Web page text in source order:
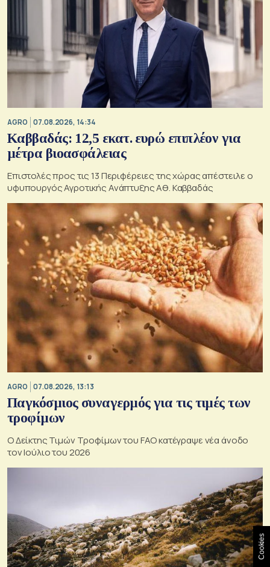
AGRO 07.08.2026, 14:34
Καββαδάς: 12,5 εκατ. ευρώ επιπλέον για
μέτρα βιοασφάλειας
Επιστολές προς τις 13 Περιφέρειες της χώρας απέστειλε ο
υφυπουργός Αγροτικής Ανάπτυξης Αθ. Καββαδάς
AGRO 07.08.2026, 13:13
Παγκόσμιος συναγερμός για τις τιμές των
τροφίμων
Ο Δείκτης Τιμών Τροφίμων του FAO κατέγραψε νέα άνοδο
τον Ιούλιο του 2026
Cookies